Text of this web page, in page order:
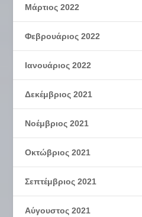
Μάρτιος 2022
Φεβρουάριος 2022
Ιανουάριος 2022
Δεκέμβριος 2021
Νοέμβριος 2021
Οκτώβριος 2021
Σεπτέμβριος 2021
Αύγουστος 2021